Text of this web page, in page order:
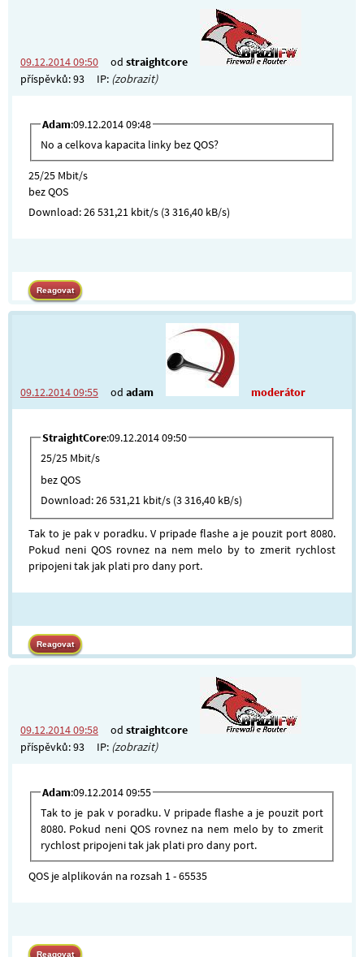
09.12.2014 09:50 od straightcore
příspěvků: 93
IP: (zobrazit)
Adam:09.12.2014 09:48
No a celkova kapacita linky bez QOS?
25/25 Mbit/s
bez QOS
Download: 26 531,21 kbit/s (3 316,40 kB/s)
09.12.2014 09:55 od adam moderátor
StraightCore:09.12.2014 09:50
25/25 Mbit/s
bez QOS
Download: 26 531,21 kbit/s (3 316,40 kB/s)
Tak to je pak v poradku. V pripade flashe a je pouzit port 8080.
Pokud neni QOS rovnez na nem melo by to zmerit rychlost
pripojeni tak jak plati pro dany port.
09.12.2014 09:58 od straightcore
příspěvků: 93
IP: (zobrazit)
Adam:09.12.2014 09:55
Tak to je pak v poradku. V pripade flashe a je pouzit port
8080. Pokud neni QOS rovnez na nem melo by to zmerit
rychlost pripojeni tak jak plati pro dany port.
QOS je alplikován na rozsah 1 - 65535